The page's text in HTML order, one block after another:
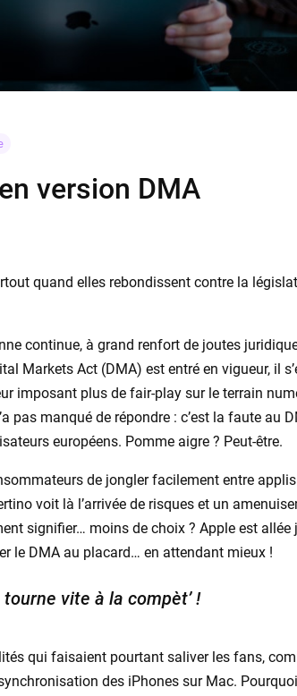
version DMA
quand elles rebondissent contre la
continue, à grand renfort de joutes
Markets Act (DMA) est entré en vigueur, il
imposant plus de fair-play sur le terrain
pas manqué de répondre : c’est la faute au
européens. Pomme aigre ? Peut-être.
de jongler facilement entre
voit là l’arrivée de risques et un
signifier… moins de choix ? Apple est allée
le DMA au placard… en attendant mieux !
vite à la compèt’ !
qui faisaient pourtant saliver les fans,
des iPhones sur Mac.